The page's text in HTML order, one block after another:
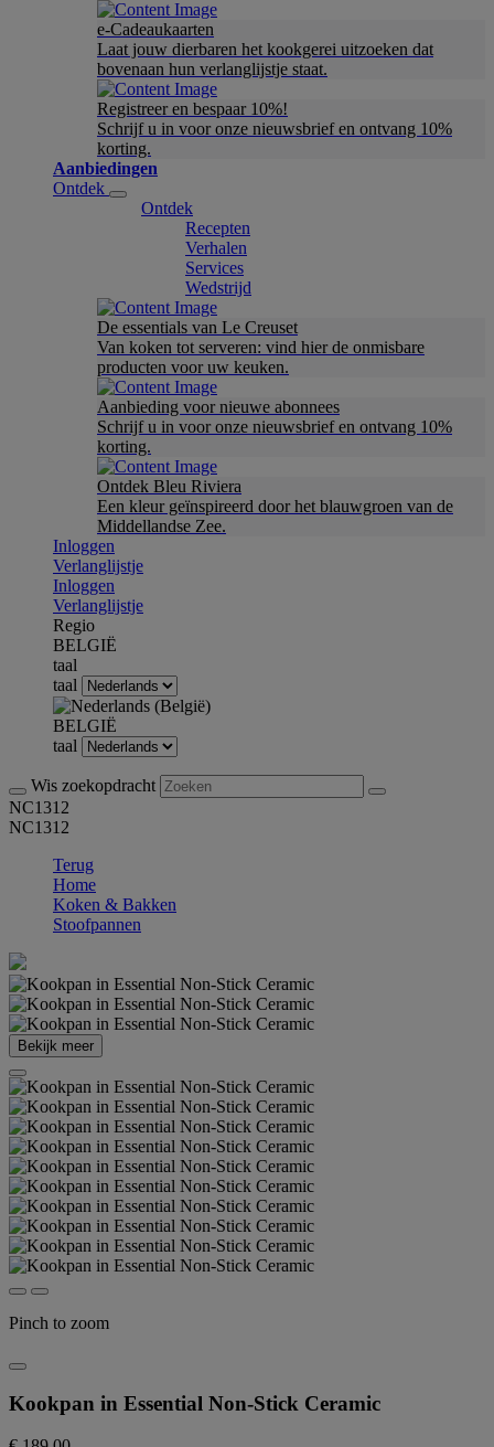
e-Cadeaukaarten
Laat jouw dierbaren het kookgerei uitzoeken dat
bovenaan hun verlanglijstje staat.
Registreer en bespaar 10%!
Schrijf u in voor onze nieuwsbrief en ontvang 10%
korting.
Aanbiedingen
Ontdek
Ontdek
Recepten
Verhalen
Services
Wedstrijd
De essentials van Le Creuset
Van koken tot serveren: vind hier de onmisbare
producten voor uw keuken.
Aanbieding voor nieuwe abonnees
Schrijf u in voor onze nieuwsbrief en ontvang 10%
korting.
Ontdek Bleu Riviera
Een kleur geïnspireerd door het blauwgroen van de
Middellandse Zee.
Inloggen
Verlanglijstje
Inloggen
Verlanglijstje
Regio
BELGIË
taal
taal
BELGIË
taal
Wis zoekopdracht
NC1312
NC1312
Terug
Home
Koken & Bakken
Stoofpannen
Bekijk meer
Pinch to zoom
Kookpan in Essential Non-Stick Ceramic